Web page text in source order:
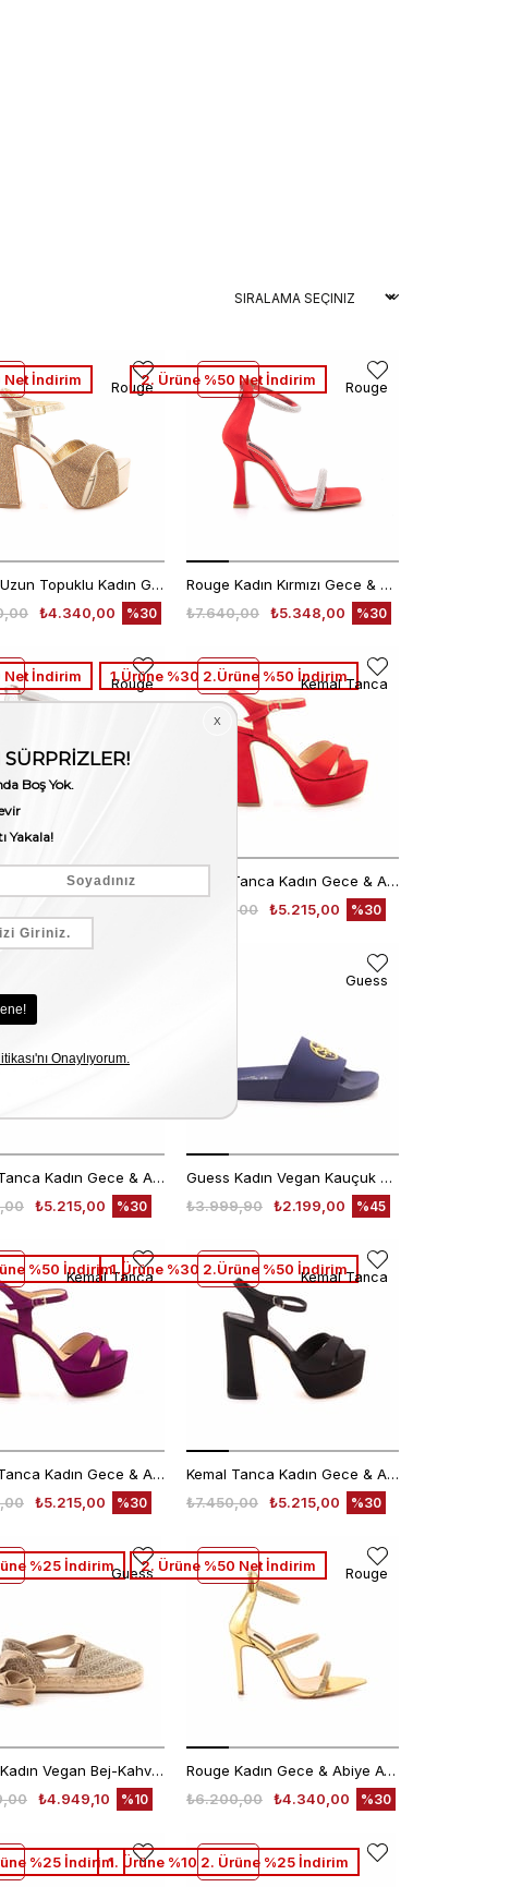
Rouge Uzun Topuklu Kadın Gece & Abiye Ayakkabı 575
₺4.340,00
%30
Net İndirim Rouge
Rouge Kadın Kırmızı Gece & Abiye Ayakkabı
₺5.348,00
₺7.640,00 %30
2. Ürüne %50 Net İndirim Rouge
Net İndirim Rouge
Kemal Tanca Kadın Gece & Abiye Ayakkabı 360
₺5.215,00
₺7.450,00 %30
1.Ürüne %30 2.Ürüne %50 İndirim
Kemal Tanca
Kemal Tanca Kadın Gece & Abiye Ayakkabı 360
₺5.215,00
%30
Guess Kadın Vegan Kauçuk Taban Mavi Terlik Terlik
₺2.199,00
₺3.999,90 %45
Guess
Kemal Tanca Kadın Gece & Abiye Ayakkabı 360
₺5.215,00
%30
%50 İndirim
Kemal Tanca
Kemal Tanca Kadın Gece & Abiye Ayakkabı 360
₺5.215,00
₺7.450,00 %30
1.Ürüne %30 2.Ürüne %50 İndirim
Kemal Tanca
Guess Kadın Vegan Bej-Kahverengi Günlük Ayakkabı
₺4.949,10
%10
%25 İndirimGuess
Rouge Kadın Gece & Abiye Ayakkabı 985
₺4.340,00
₺6.200,00 %30
2. Ürüne %50 Net İndirim Rouge
%25 İndirim1. Ürüne %10 2. Ürüne %25 İndirim